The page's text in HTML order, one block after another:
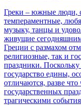
Греки – южные люди,
темпераментные,
музыку, танцы и
живущие
Греции с размахом
религиозные, так и
праздники. Поскольку
государство едины,
отличаются, разве что
государственных
трагическими